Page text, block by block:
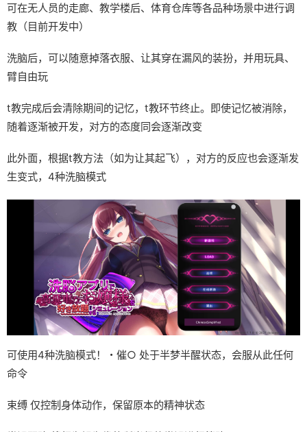
可在无人员的走廊、教学楼后、体育仓库等各品种场景中进行调
教（目前开发中）
洗脑后，可以随意掉落衣服、让其穿在漏风的装扮，并用玩具、
臂自由玩
t教完成后会清除期间的记忆，t教环节终止。即使记忆被消除，
随着逐渐被开发，对方的态度同会逐渐改变
此外面，根据t教方法（如为让其起飞），对方的反应也会逐渐发
生变式，4种洗脑模式
可使用4种洗脑模式！・催○ 处于半梦半醒状态，会服从此任何
命令
束缚 仅控制身体动作，保留原本的精神状态